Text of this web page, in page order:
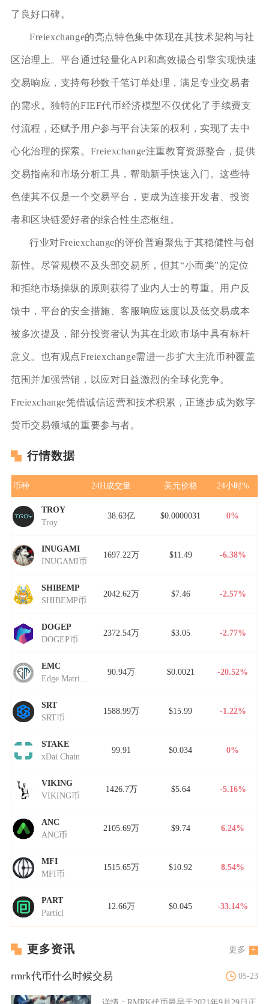
了良好口碑。
Freiexchange的亮点特色集中体现在其技术架构与社
区治理上。平台通过轻量化API和高效撮合引擎实现快速
交易响应，支持每秒数千笔订单处理，满足专业交易者
的需求。独特的FIEF代币经济模型不仅优化了手续费支
付流程，还赋予用户参与平台决策的权利，实现了去中
心化治理的探索。Freiexchange注重教育资源整合，提供
交易指南和市场分析工具，帮助新手快速入门。这些特
色使其不仅是一个交易平台，更成为连接开发者、投资
者和区块链爱好者的综合性生态枢纽。
行业对Freiexchange的评价普遍聚焦于其稳健性与创
新性。尽管规模不及头部交易所，但其“小而美”的定位
和拒绝市场操纵的原则获得了业内人士的尊重。用户反
馈中，平台的安全措施、客服响应速度以及低交易成本
被多次提及，部分投资者认为其在北欧市场中具有标杆
意义。也有观点Freiexchange需进一步扩大主流币种覆盖
范围并加强营销，以应对日益激烈的全球化竞争。
Freiexchange凭借诚信运营和技术积累，正逐步成为数字
货币交易领域的重要参与者。
行情数据
币种 24H成交量 美元价格 24小时%
TROY
Troy
38.63亿 $0.0000031 0%
INUGAMI
INUGAMI币
1697.22万 $11.49 -6.38%
SHIBEMP
SHIBEMP币
2042.62万 $7.46 -2.57%
DOGEP
DOGEP币
2372.54万 $3.05 -2.77%
EMC
Edge Matrix Chain
90.94万 $0.0021 -20.52%
SRT
SRT币
1588.99万 $15.99 -1.22%
STAKE
xDai Chain
99.91 $0.034 0%
VIKING
VIKING币
1426.7万 $5.64 -5.16%
ANC
ANC币
2105.69万 $9.74 6.24%
MFI
MFI币
1515.65万 $10.92 8.54%
PART
Particl
12.66万 $0.045 -33.14%
更多资讯 更多
rmrk代币什么时候交易 05-23